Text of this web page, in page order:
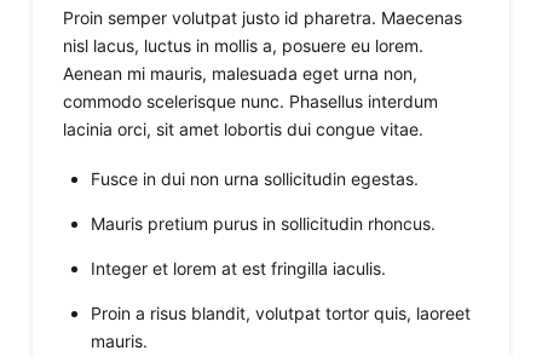
Proin semper volutpat justo id pharetra. Maecenas
nisl lacus, luctus in mollis a, posuere eu lorem.
Aenean mi mauris, malesuada eget urna non,
commodo scelerisque nunc. Phasellus interdum
lacinia orci, sit amet lobortis dui congue vitae.
Fusce in dui non urna sollicitudin egestas.
Mauris pretium purus in sollicitudin rhoncus.
Integer et lorem at est fringilla iaculis.
Proin a risus blandit, volutpat tortor quis, laoreet
mauris.